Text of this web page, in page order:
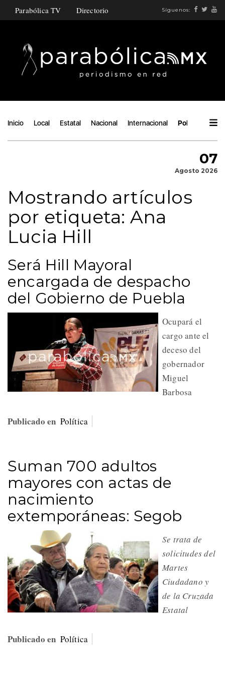
Parabólica TV Directorio Síguenos:
Inicio Local Estatal Nacional Internacional Política
07
Agosto 2026
Mostrando artículos
por etiqueta: Ana
Lucia Hill
Será Hill Mayoral
encargada de despacho
del Gobierno de Puebla
Ocupará el
cargo ante el
deceso del
gobernador
Miguel
Barbosa
Publicado en Política
Suman 700 adultos
mayores con actas de
nacimiento
extemporáneas: Segob
Se trata de
solicitudes del
Martes
Ciudadano y
de la Cruzada
Estatal
Publicado en Política